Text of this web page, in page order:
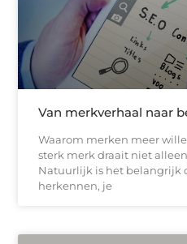
Van merkverhaal naar
Waarom merken meer
sterk merk draait niet
Natuurlijk is het belangrijk
herkennen, je